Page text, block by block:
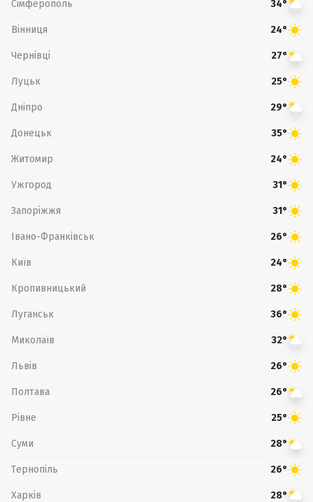
Сімферополь 34°
Вінниця 24°
Чернівці 27°
Луцьк 25°
Дніпро 29°
Донецьк 35°
Житомир 24°
Ужгород 31°
Запоріжжя 31°
Івано-Франківськ 26°
Київ 24°
Кропивницький 28°
Луганськ 36°
Миколаїв 32°
Львів 26°
Полтава 26°
Рівне 25°
Суми 28°
Тернопіль 26°
Харків 28°